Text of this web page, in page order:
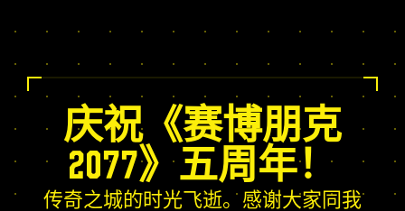
庆祝《赛博朋克
2077》五周年！
传奇之城的时光飞逝。感谢大家同我